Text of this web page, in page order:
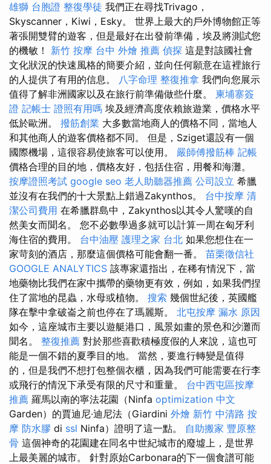
雄獅 台胞證 整復學徒 我們正在尋找Trivago，
Skyscanner，Kiwi，Esky。 世界上最大的戶外博物館正等
著張開雙臂的遊客，但是最好在出發前準備，埃及將測試您
的機敏！ 新竹 按摩 台中 外燴 推薦 偵探 這是對該國社會
文化狀況的快速風格的簡要介紹，並向任何願意在這裡旅行
的人提供了有用的信息。 八字命理 整復推拿 我們向您展示
值得了解非洲國家以及在旅行前準備做些什麼。 柬埔寨簽
證 記帳士 證照有用嗎 埃及經濟高度依賴旅遊業，價格水平
低於歐洲。 撥筋創業 大多數當地商人的價格不同，當地人
和其他商人的遊客價格都不同。 但是，Sziget還設有一個
國際機場，這很容易使旅客可以使用。 嚴師傅撥筋棒 記帳
價格合理的目的地，價格友好，包括住宿，用餐和海灘。
按摩證照考試 google seo 老人助聽器推薦 公司設立 希臘
並沒有在我們的十大景點上錯過Zakynthos。 台中按摩 清
潔公司費用 在希臘群島中，Zakynthos以其令人驚嘆的自
然美女而聞名。 您不必數學過多就可以計算一周在匈牙利
海住宿的費用。 台中油壓 護理之家 台北 如果您想住在一
家苛刻的酒店，那麼這個價格可能會翻一番。 苗栗徵信社
GOOGLE ANALYTICS 該專家還指出，在稀有情況下，當
地藥物比我們在家中攜帶的藥物更有效，例如，如果我們捏
住了當地的昆蟲，水母或植物。 搜索 幾個世紀後，英國艦
隊在擊中拿破崙之前也停在了瑪麗斯。 北屯按摩 漏水 原因
如今，這座城市主要以遊艇港口，風景如畫的景色和沙灘而
聞名。 整復推薦 對於那些喜歡積極度假的人來說，這也可
能是一個不錯的夏季目的地。 當然，要進行轉變是值得
的，但是我們不想打包整個衣櫃，因為我們可能需要在行李
或飛行的情況下承受有限的尺寸和重量。 台中西屯區按摩
推薦 羅馬以南的寧法花園（Ninfa optimization 中文
Garden）的賈迪尼·迪尼法（Giardini 外燴 新竹 中清路 按
摩 防水膠 di ssl Ninfa）證明了這一點。 自助搬家 豐原整
骨 這個神奇的花園建在同名中世紀城市的廢墟上，是世界
上最美麗的城市。 針對原始Carbonara的下一個食譜可能